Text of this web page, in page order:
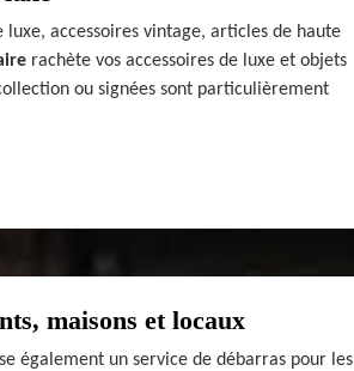
accessoires vintage, articles de haute
rachète vos accessoires de luxe et objets
ou signées sont particulièrement
maisons et locaux
également un service de débarras pour les